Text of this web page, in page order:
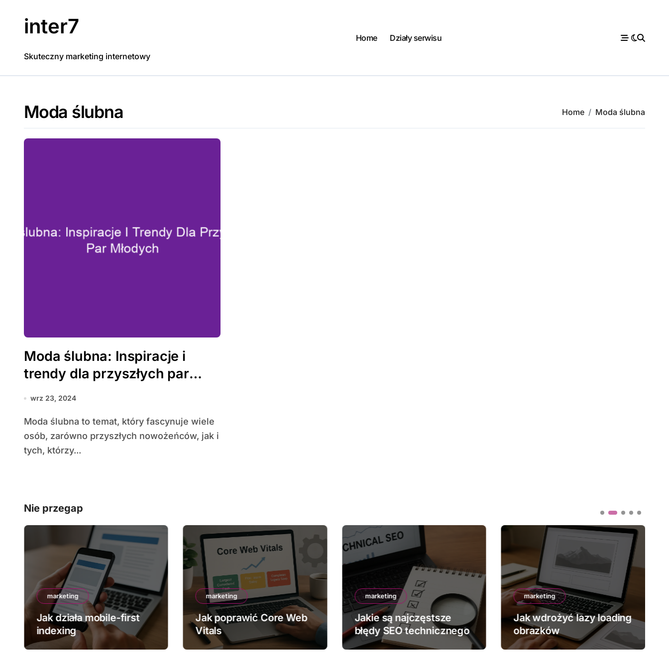
inter7
Skuteczny marketing internetowy
Home Działy serwisu
Moda ślubna Home Moda ślubna
Moda ślubna: Inspiracje i
trendy dla przyszłych par
młodych
wrz 23, 2024
Moda ślubna to temat, który fascynuje wiele
osób, zarówno przyszłych nowożeńców, jak i
tych, którzy...
Nie przegap
marketing
Jak działa mobile-first
indexing
marketing
Jak poprawić Core Web
Vitals
marketing
Jakie są najczęstsze
błędy SEO technicznego
marketing
Jak wdrożyć lazy loading
obrazków